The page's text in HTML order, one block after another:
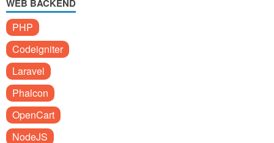
WEB BACKEND
PHP
Codeigniter
Laravel
Phalcon
OpenCart
NodeJS